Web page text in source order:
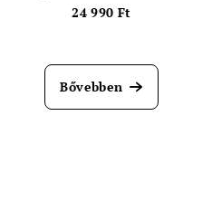
24 990 Ft
Bővebben